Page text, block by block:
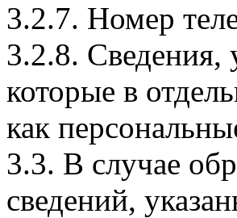
3.2.7. Номер
3.2.8. Сведения,
которые в
как
3.3. В случае
сведений,